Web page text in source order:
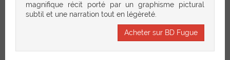
magnifique récit porté par un graphisme pictural
subtil et une narration tout en légèreté.
Acheter sur BD Fugue